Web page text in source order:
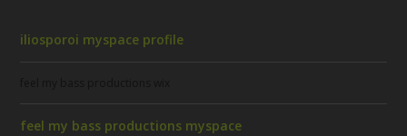
iliosporoi myspace profile
feel my bass productions myspace